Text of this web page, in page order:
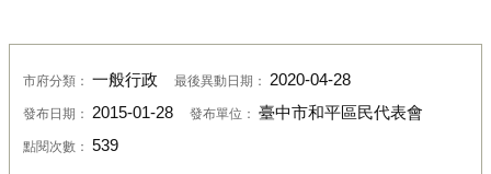
市府分類： 一般行政 最後異動日期： 2020-04-28
發布日期： 2015-01-28 發布單位： 臺中市和平區民代表會
點閱次數： 539